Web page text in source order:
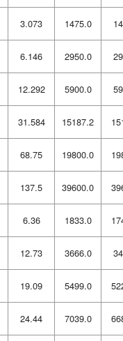
3.073 1475.0
6.146 2950.0
12.292 5900.0
31.584 15187.2
68.75 19800.0
137.5 39600.0
6.36 1833.0
12.73 3666.0
19.09 5499.0
24.44 7039.0